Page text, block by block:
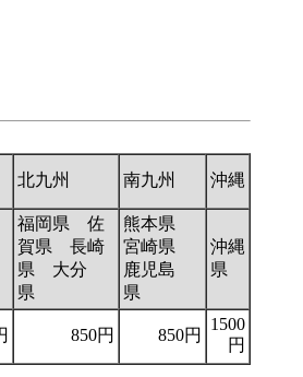
北九州 南九州 沖縄
福岡県 佐
賀県 長崎
県 大分
県
熊本県
宮崎県
鹿児島
県
沖縄
県
850円 850円
1500
円